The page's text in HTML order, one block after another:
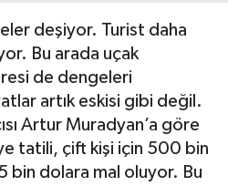
deşiyor. Turist daha
Bu arada uçak
de dengeleri
artık eskisi gibi değil.
Artur Muradyan’a göre
tatili, çift kişi için 500 bin
bin dolara mal oluyor. Bu